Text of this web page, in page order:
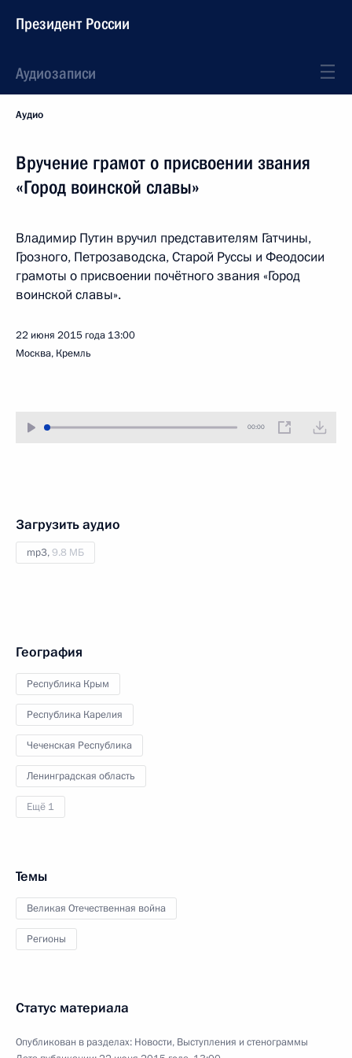
Президент России
Аудиозаписи
Аудио
Вручение грамот о присвоении звания
«Город воинской славы»
Владимир Путин вручил представителям Гатчины,
Грозного, Петрозаводска, Старой Руссы и Феодосии
грамоты о присвоении почётного звания «Город
воинской славы».
22 июня 2015 года 13:00
Москва, Кремль
00:00
Загрузить аудио
mp3,9.8 МБ
География
Республика Крым
Республика Карелия
Чеченская Республика
Ленинградская область
Ещё 1
Темы
Великая Отечественная война
Регионы
Статус материала
Опубликован в разделах: Новости, Выступления и стенограммы